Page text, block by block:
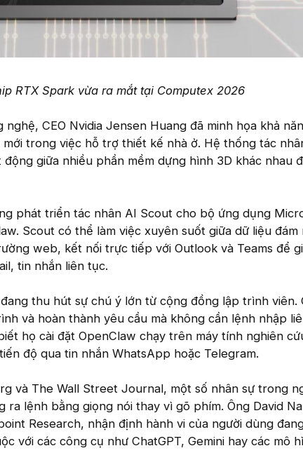
RTX Spark vừa ra mắt tại Computex 2026
CEO Nvidia Jensen Huang đã minh họa khả
trong việc hỗ trợ thiết kế nhà ở. Hệ thống tác
giữa nhiều phần mềm dựng hình 3D khác nhau
phát triển tác nhân AI Scout cho bộ ứng dụng
Scout có thể làm việc xuyên suốt giữa dữ liệu đám
web, kết nối trực tiếp với Outlook và Teams để
tin nhắn liên tục.
thu hút sự chú ý lớn từ cộng đồng lập trình viên.
và hoàn thành yêu cầu mà không cần lệnh nhập
họ cài đặt OpenClaw chạy trên máy tính nghiên
độ qua tin nhắn WhatsApp hoặc Telegram.
và The Wall Street Journal, một số nhân sự trong
ra lệnh bằng giọng nói thay vì gõ phím. Ông David
Research, nhận định hành vi của người dùng
với các công cụ như ChatGPT, Gemini hay các mô